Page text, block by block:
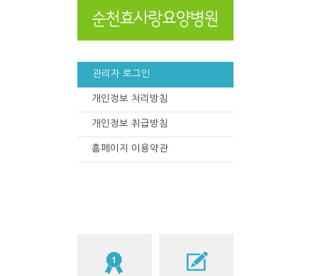
관리자 로그인
개인정보 처리방침
개인정보 취급방침
홈페이지 이용약관